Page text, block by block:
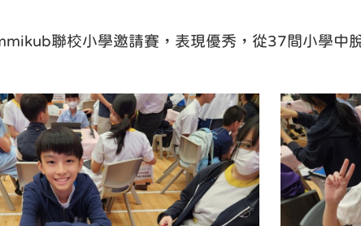
聯校小學邀請賽，表現優秀，從37間小學中